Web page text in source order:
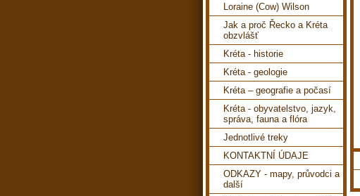
Loraine (Cow) Wilson
Jak a proč Řecko a Kréta
obzvlášť
Kréta - historie
Kréta - geologie
Kréta – geografie a počasí
Kréta - obyvatelstvo, jazyk,
správa, fauna a flóra
Jednotlivé treky
KONTAKTNÍ ÚDAJE
ODKAZY - mapy, průvodci a
další